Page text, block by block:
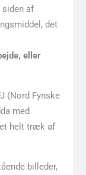
siden af
det
eller
(Nord Fynske
med
helt træk af
billeder,